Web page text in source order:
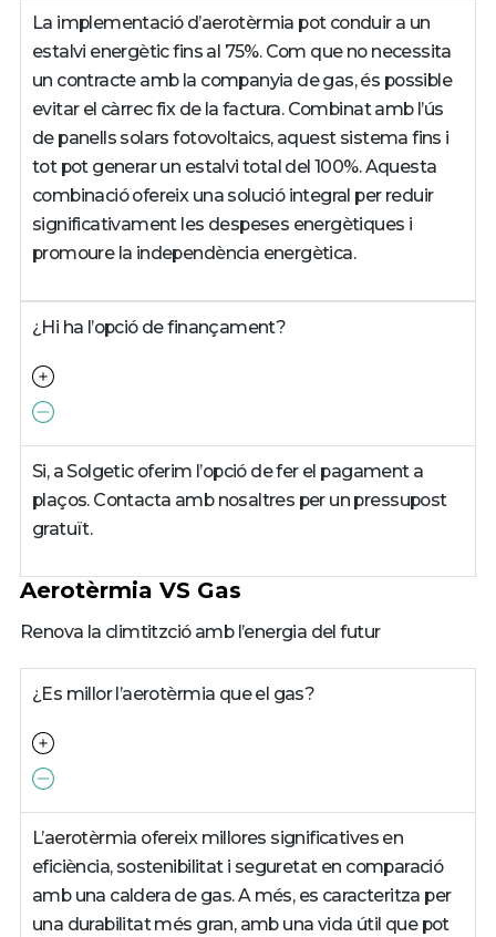
La implementació d’aerotèrmia pot conduir a un
estalvi energètic fins al 75%. Com que no necessita
un contracte amb la companyia de gas, és possible
evitar el càrrec fix de la factura. Combinat amb l’ús
de panells solars fotovoltaics, aquest sistema fins i
tot pot generar un estalvi total del 100%. Aquesta
combinació ofereix una solució integral per reduir
significativament les despeses energètiques i
promoure la independència energètica.
¿Hi ha l’opció de finançament?
Si, a Solgetic oferim l’opció de fer el pagament a
plaços. Contacta amb nosaltres per un pressupost
gratuït.
Aerotèrmia VS Gas
Renova la climtitzció amb l’energia del futur
¿Es millor l’aerotèrmia que el gas?
L’aerotèrmia ofereix millores significatives en
eficiència, sostenibilitat i seguretat en comparació
amb una caldera de gas. A més, es caracteritza per
una durabilitat més gran, amb una vida útil que pot